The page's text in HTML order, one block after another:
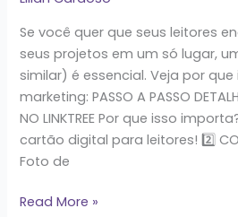
Se você quer que seus leitores
seus projetos em um só lugar,
similar) é essencial. Veja por
marketing: PASSO A PASSO
NO LINKTREE Por que isso
cartão digital para leitores! 2️⃣
Foto de
para
escritores)
Read More »